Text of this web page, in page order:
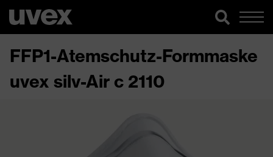
FFP1-Atemschutz-Formmaske
uvex silv-Air c 2110